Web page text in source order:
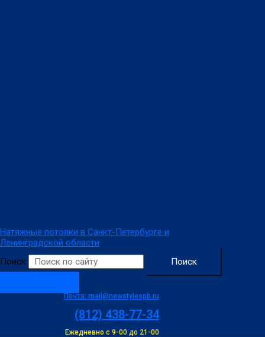
Натяжные потолки в Санкт-Петербурге и
Ленинградской области
Поиск
Поиск
Почта: mail@newstylespb.ru
(812) 438-77-34
Ежедневно с 9-00 до 21-00